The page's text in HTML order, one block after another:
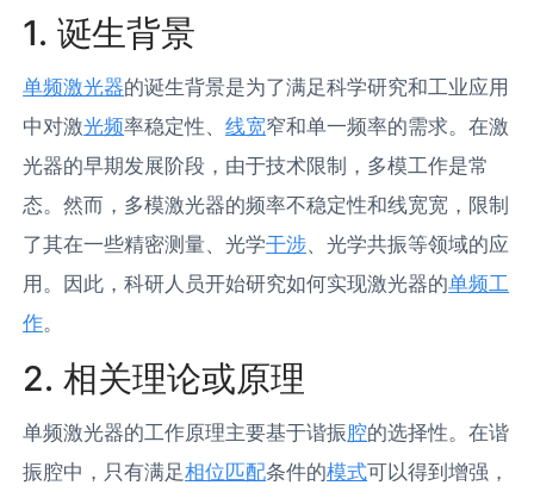
1. 诞生背景
单频激光器的诞生背景是为了满足科学研究和工业应用
中对激光频率稳定性、线宽窄和单一频率的需求。在激
光器的早期发展阶段，由于技术限制，多模工作是常
态。然而，多模激光器的频率不稳定性和线宽宽，限制
了其在一些精密测量、光学干涉、光学共振等领域的应
用。因此，科研人员开始研究如何实现激光器的单频工
作。
2. 相关理论或原理
单频激光器的工作原理主要基于谐振腔的选择性。在谐
振腔中，只有满足相位匹配条件的模式可以得到增强，